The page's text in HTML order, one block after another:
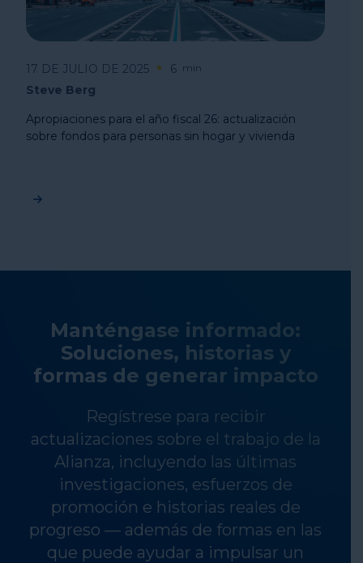
17 DE JULIO DE 2025 6 min
Steve Berg
Apropiaciones para el año fiscal 26: actualización
sobre fondos para personas sin hogar y vivienda
Manténgase informado:
Soluciones, historias y
formas de generar impacto
Regístrese para recibir
actualizaciones sobre el trabajo de la
Alianza, incluyendo las últimas
investigaciones, esfuerzos de
promoción e historias reales de
progreso — además de formas en las
que puede ayudar a impulsar un